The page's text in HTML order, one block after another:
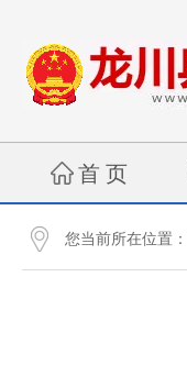
首 页
您当前所在位置：